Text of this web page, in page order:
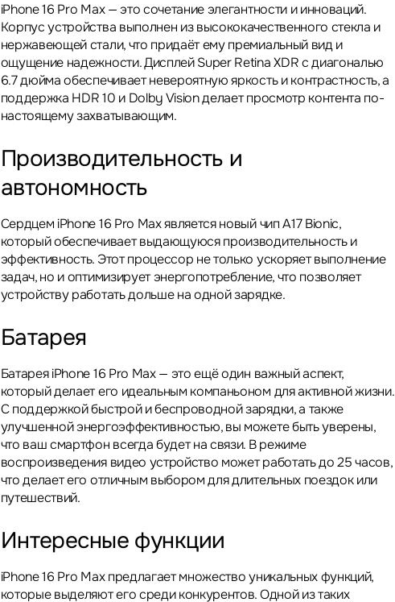
iPhone 16 Pro Max — это сочетание элегантности и инноваций.
Корпус устройства выполнен из высококачественного стекла и
нержавеющей стали, что придаёт ему премиальный вид и
ощущение надежности. Дисплей Super Retina XDR с диагональю
6.7 дюйма обеспечивает невероятную яркость и контрастность, а
поддержка HDR 10 и Dolby Vision делает просмотр контента по-
настоящему захватывающим.
Производительность и
автономность
Сердцем iPhone 16 Pro Max является новый чип A17 Bionic,
который обеспечивает выдающуюся производительность и
эффективность. Этот процессор не только ускоряет выполнение
задач, но и оптимизирует энергопотребление, что позволяет
устройству работать дольше на одной зарядке.
Батарея
Батарея iPhone 16 Pro Max — это ещё один важный аспект,
который делает его идеальным компаньоном для активной жизни.
С поддержкой быстрой и беспроводной зарядки, а также
улучшенной энергоэффективностью, вы можете быть уверены,
что ваш смартфон всегда будет на связи. В режиме
воспроизведения видео устройство может работать до 25 часов,
что делает его отличным выбором для длительных поездок или
путешествий.
Интересные функции
iPhone 16 Pro Max предлагает множество уникальных функций,
которые выделяют его среди конкурентов. Одной из таких